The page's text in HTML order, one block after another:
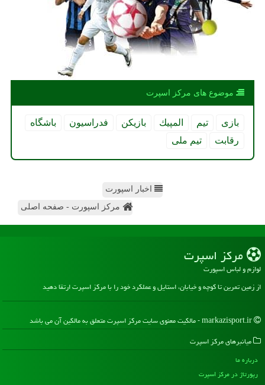
موضوع های مركز اسپرت
بازی تیم المپیك بازیكن فدراسیون
باشگاه
رقابت
تیم ملی
اخبار اسپورت
مرکز اسپورت - صفحه اصلی
مركز اسپرت
لوازم و لباس اسپورت
از زمین تمرین تا کوچه و خیابان، استایل و عملکرد خود را با مرکز اسپرت ارتقا دهید
میانبرهای مركز اسپرت
درباره ما
رپورتاژ در مركز اسپرت